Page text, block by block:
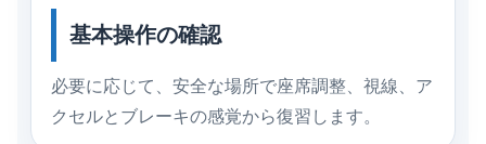
基本操作の確認
必要に応じて、安全な場所で座席調整、視線、ア
クセルとブレーキの感覚から復習します。